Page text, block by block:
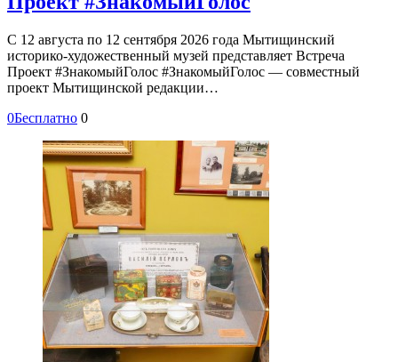
С 12 августа по 12 сентября 2026 года Мытищинский
историко-художественный музей представляет Встреча
Проект #ЗнакомыйГолос #ЗнакомыйГолос — совместный
проект Мытищинской редакции…
0Бесплатно 0